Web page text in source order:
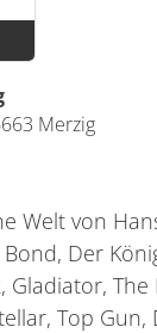
Merzig
Welt von
Bond, Der
Gladiator, The
Top